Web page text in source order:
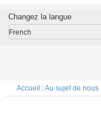
Changez la langue
French
Accueil | Au sujet de nous